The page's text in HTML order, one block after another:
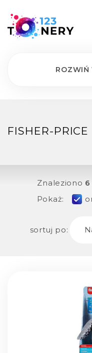
ROZWIŃ
FISHER-PRICE
Znaleziono 6
Pokaż:
sortuj po: